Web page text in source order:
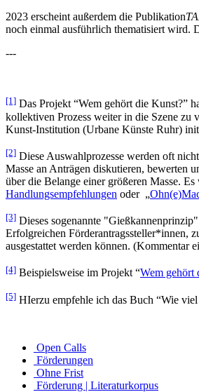
2023 erscheint außerdem die Publikation
noch einmal ausführlich thematisiert wird.
---
[1] Das Projekt “Wem gehört die Kunst?”
kollektiven Prozess weiter in die Szene zu
Kunst-Institution (Urbane Künste Ruhr)
[2] Diese Auswahlprozesse werden oft
Masse an Anträgen diskutieren, bewerten
über die Belange einer größeren Masse.
Handlungsempfehlungen oder „
[3] Dieses sogenannte
Erfolgreichen Förderantragssteller*innen,
ausgestattet werden können. (Kommentar
[4] Beispielsweise im Projekt “Wem gehört
[5] HIerzu empfehle ich das Buch “Wie
Open Calls
Förderungen
Ohne Frist
Förderung | Literaturkorpus